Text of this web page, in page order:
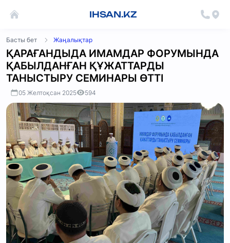
IHSAN.KZ
Басты бет Жаңалықтар
ҚАРАҒАНДЫДА ИМАМДАР ФОРУМЫНДА
ҚАБЫЛДАНҒАН ҚҰЖАТТАРДЫ
ТАНЫСТЫРУ СЕМИНАРЫ ӨТТІ
05 Желтоқсан 2025 594